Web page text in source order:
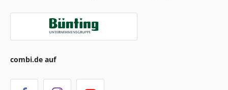
combi.de auf